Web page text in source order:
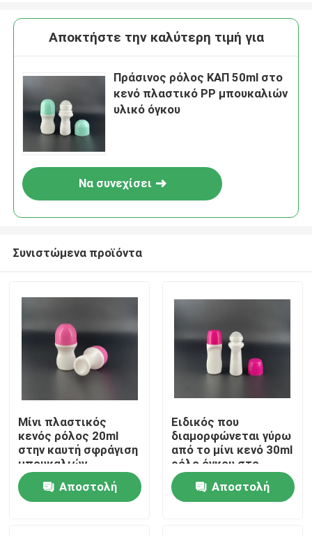
Αρχική Σελίδα
Προϊόντα
Αποκτήστε την καλύτερη τιμή για
Πράσινος ρόλος ΚΑΠ 50ml στο
κενό πλαστικό PP μπουκαλιών
υλικό όγκου
Να συνεχίσει
Συνιστώμενα προϊόντα
Μίνι πλαστικός
κενός ρόλος 20ml
στην καυτή σφράγιση
μπουκαλιών
Αποστολή
Ειδικός που
διαμορφώνεται γύρω
από το μίνι κενό 30ml
ρόλο όγκου στο
μπουκάλι πλαστικά
PP
Αποστολή